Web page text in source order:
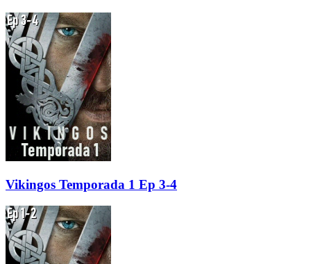
Vikingos Temporada 1 Ep 3-4